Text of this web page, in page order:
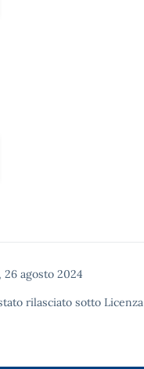
26 agosto 2024
rilasciato sotto Licenza